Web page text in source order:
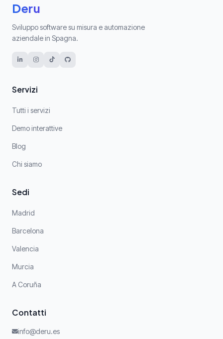
Deru
Sviluppo software su misura e automazione
aziendale in Spagna.
Servizi
Tutti i servizi
Demo interattive
Blog
Chi siamo
Sedi
Madrid
Barcelona
Valencia
Murcia
A Coruña
Contatti
info@deru.es